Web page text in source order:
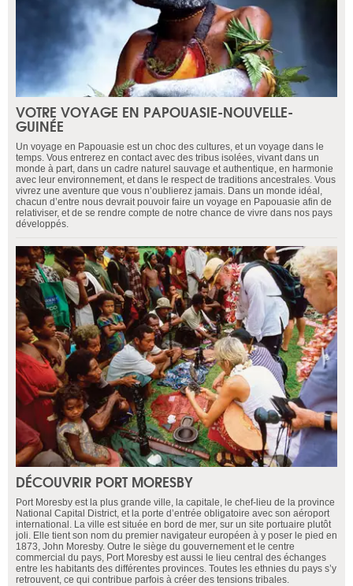
VOTRE VOYAGE EN PAPOUASIE-NOUVELLE-
GUINÉE
Un voyage en Papouasie est un choc des cultures, et un voyage dans le
temps. Vous entrerez en contact avec des tribus isolées, vivant dans un
monde à part, dans un cadre naturel sauvage et authentique, en harmonie
avec leur environnement, et dans le respect de traditions ancestrales. Vous
vivrez une aventure que vous n’oublierez jamais. Dans un monde idéal,
chacun d’entre nous devrait pouvoir faire un voyage en Papouasie afin de
relativiser, et de se rendre compte de notre chance de vivre dans nos pays
développés.
DÉCOUVRIR PORT MORESBY
Port Moresby est la plus grande ville, la capitale, le chef-lieu de la province
National Capital District, et la porte d’entrée obligatoire avec son aéroport
international. La ville est située en bord de mer, sur un site portuaire plutôt
joli. Elle tient son nom du premier navigateur européen à y poser le pied en
1873, John Moresby. Outre le siège du gouvernement et le centre
commercial du pays, Port Moresby est aussi le lieu central des échanges
entre les habitants des différentes provinces. Toutes les ethnies du pays s’y
retrouvent, ce qui contribue parfois à créer des tensions tribales.